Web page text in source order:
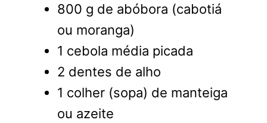
800 g de abóbora (cabotiá
ou moranga)
1 cebola média picada
2 dentes de alho
1 colher (sopa) de manteiga
ou azeite